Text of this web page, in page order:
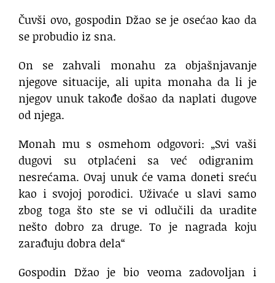
Čuvši ovo, gospodin Džao se je osećao kao da
se probudio iz sna.
On se zahvali monahu za objašnjavanje
njegove situacije, ali upita monaha da li je
njegov unuk takođe došao da naplati dugove
od njega.
Monah mu s osmehom odgovori: „Svi vaši
dugovi su otplaćeni sa već odigranim
nesrećama. Ovaj unuk će vama doneti sreću
kao i svojoj porodici. Uživaće u slavi samo
zbog toga što ste se vi odlučili da uradite
nešto dobro za druge. To je nagrada koju
zarađuju dobra dela“
Gospodin Džao je bio veoma zadovoljan i